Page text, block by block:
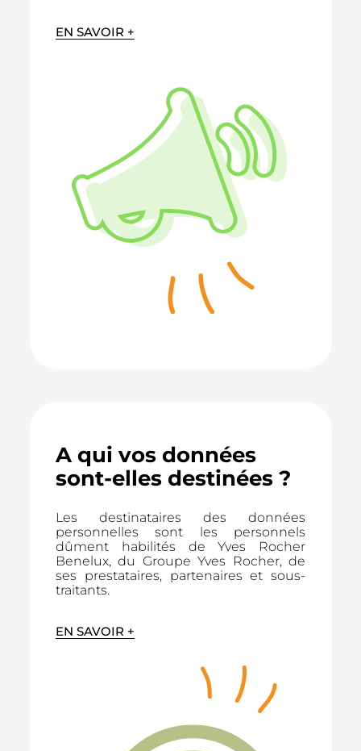
EN SAVOIR +
A qui vos données
sont-elles destinées ?
Les destinataires des données
personnelles sont les personnels
dûment habilités de Yves Rocher
Benelux, du Groupe Yves Rocher, de
ses prestataires, partenaires et sous-
traitants.
EN SAVOIR +